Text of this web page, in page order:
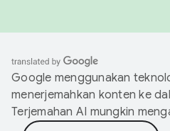
Google menggunakan
menerjemahkan konten ke
Terjemahan AI mungkin